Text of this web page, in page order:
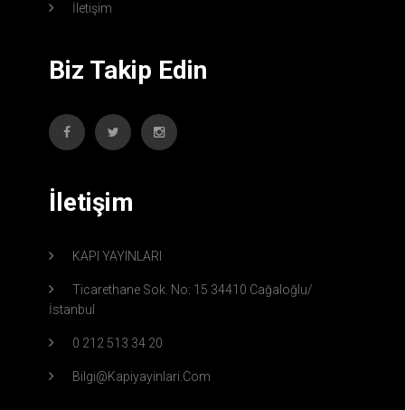
İletişim
Biz Takip Edin
İletişim
KAPI YAYINLARI
Ticarethane Sok. No: 15 34410 Cağaloğlu/
İstanbul
0 212 513 34 20
Bilgi@kapiyayinlari.com